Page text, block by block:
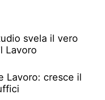
svela il vero
Lavoro
Lavoro: cresce il